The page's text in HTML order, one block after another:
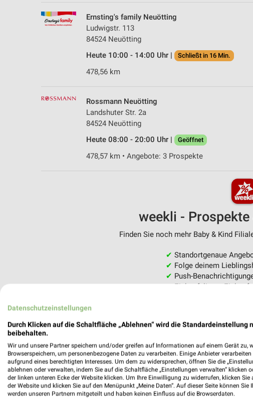
Ernsting's family Neuötting
Ludwigstr. 113
84524 Neuötting
Heute 10:00 - 14:00 Uhr |
Schließt in 16 Min.
478,56 km
Rossmann Neuötting
Landshuter Str. 2a
84524 Neuötting
Heute 08:00 - 20:00 Uhr |
Geöffnet
478,57 km • Angebote: 3 Prospekte
weekli -
Finden Sie noch mehr Baby & Kind
✔ Standortgenaue
✔ Folge deinem
✔ Push-
✔Einkaufsliste - Einkauf
Datenschutzeinstellungen
Durch Klicken auf die Schaltfläche „Ablehnen“ wird die
beibehalten.
Wir und unsere Partner speichern und/oder greifen auf Informationen auf einem Gerät zu,
Browserspeichern, um personenbezogene Daten zu verarbeiten. Einige Anbieter
aufgrund eines berechtigten Interesses. Um dem zu widersprechen, öffnen Sie die
ablehnen oder verwalten, indem Sie auf die Schaltfläche „Einstellungen verwalten“ klicken
der linken unteren Ecke der Website klicken. Um Ihre Einwilligung zu widerrufen, klicken
der Website und klicken Sie auf den Menüpunkt „Meine Daten“. Auf dieser Seite können
werden unseren Partnern mitgeteilt und haben keinen Einfluss auf die Browserdaten.